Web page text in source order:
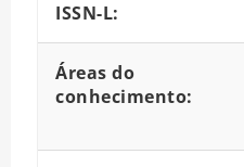
ISSN-L:
Áreas do
conhecimento: